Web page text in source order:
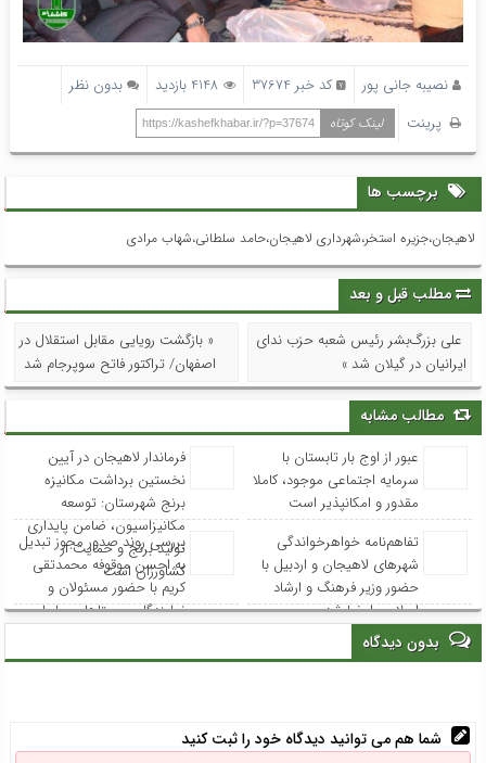
نصیبه جانی پور کد خبر 37674 4148 بازدید
بدون نظر
پرینت
لینک کوتاه https://kashefkhabar.ir/?p=37674
برچسب ها
لاهیجان،جزیره استخر،شهرداری لاهیجان،حامد سلطانی،شهاب مرادی
مطلب قبل و بعد
علی بزرگ‌بشر رئیس شعبه حزب ندای
ایرانیان در گیلان شد »
« بازگشت رویایی مقابل استقلال در
اصفهان/ تراکتور فاتح سوپرجام شد
مطالب مشابه
عبور از اوج بار تابستان با
سرمایه اجتماعی موجود، کاملا
مقدور و امکانپذیر است
فرماندار لاهیجان در آیین
نخستین برداشت مکانیزه
برنج شهرستان: توسعه
مکانیزاسیون، ضامن پایداری
تولید برنج و حمایت از
کشاورزان است
تفاهم‌نامه خواهرخواندگی
شهرهای لاهیجان و اردبیل با
حضور وزیر فرهنگ و ارشاد
اسلامی امضا شد
بررسی روند صدور مجوز تبدیل
به احسن موقوفه محمدتقی
کریم با حضور مسئولان و
نمایندگان روستاهای ساحلی
بدون دیدگاه
شما هم می توانید دیدگاه خود را ثبت کنید